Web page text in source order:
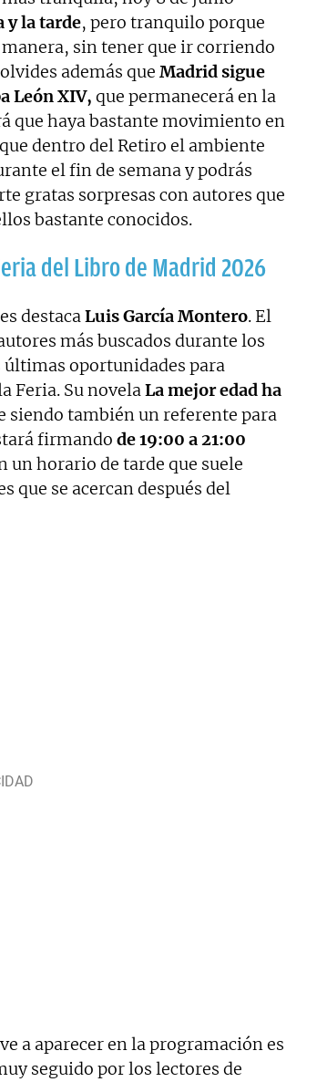
y la tarde, pero tranquilo porque
sin tener que ir corriendo
además que Madrid sigue
León XIV, que permanecerá en la
que haya bastante movimiento en
dentro del Retiro el ambiente
el fin de semana y podrás
gratas sorpresas con autores que
bastante conocidos.
del Libro de Madrid 2026
destacaLuis García Montero. El
más buscados durante los
oportunidades para
Feria. Su novelaLa mejor edad ha
siendo también un referente para
firmando de 19:00 a 21:00
un horario de tarde que suele
que se acercan después del
a aparecer en la programación es
seguido por los lectores de